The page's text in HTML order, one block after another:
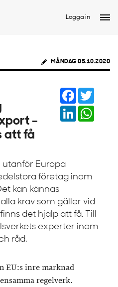
Logga in
MÅNDAG 05.10.2020
–
att få
Facebook
LinkedIn
Europa
företag inom
kan kännas
krav som gäller vid
det hjälp att få. Till
experter inom
råd.
EU:s inre marknad
regelverk.